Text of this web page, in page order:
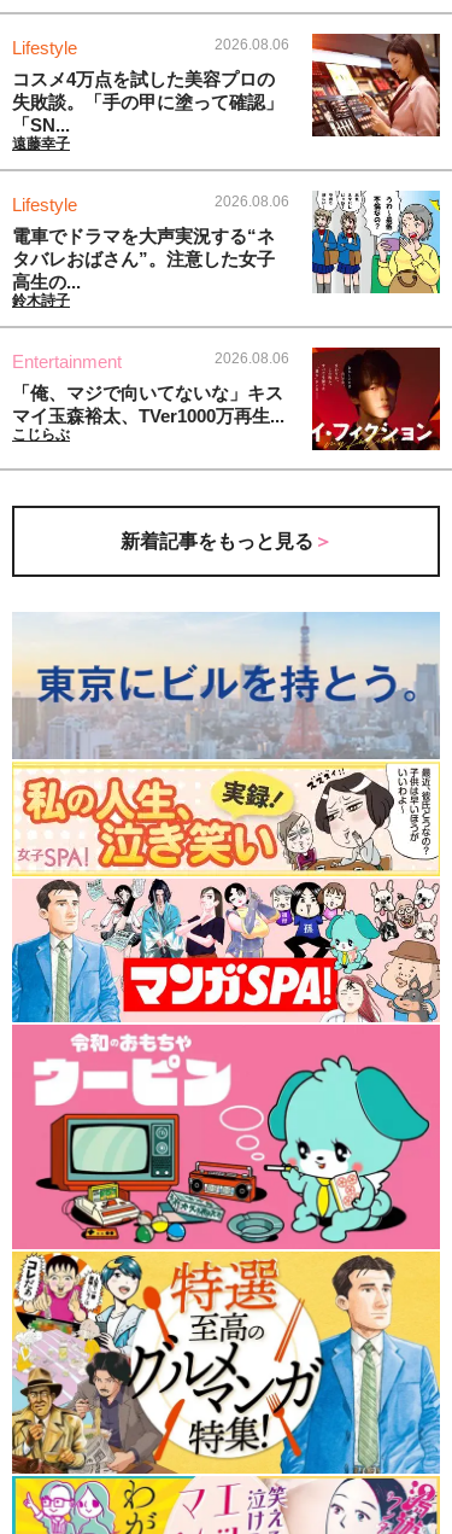
Lifestyle 2026.08.06
コスメ4万点を試した美容プロの
失敗談。「手の甲に塗って確認」
「SN...
遠藤幸子
Lifestyle 2026.08.06
電車でドラマを大声実況する“ネ
タバレおばさん”。注意した女子
高生の...
鈴木詩子
Entertainment 2026.08.06
「俺、マジで向いてないな」キス
マイ玉森裕太、TVer1000万再生...
こじらぶ
新着記事をもっと見る